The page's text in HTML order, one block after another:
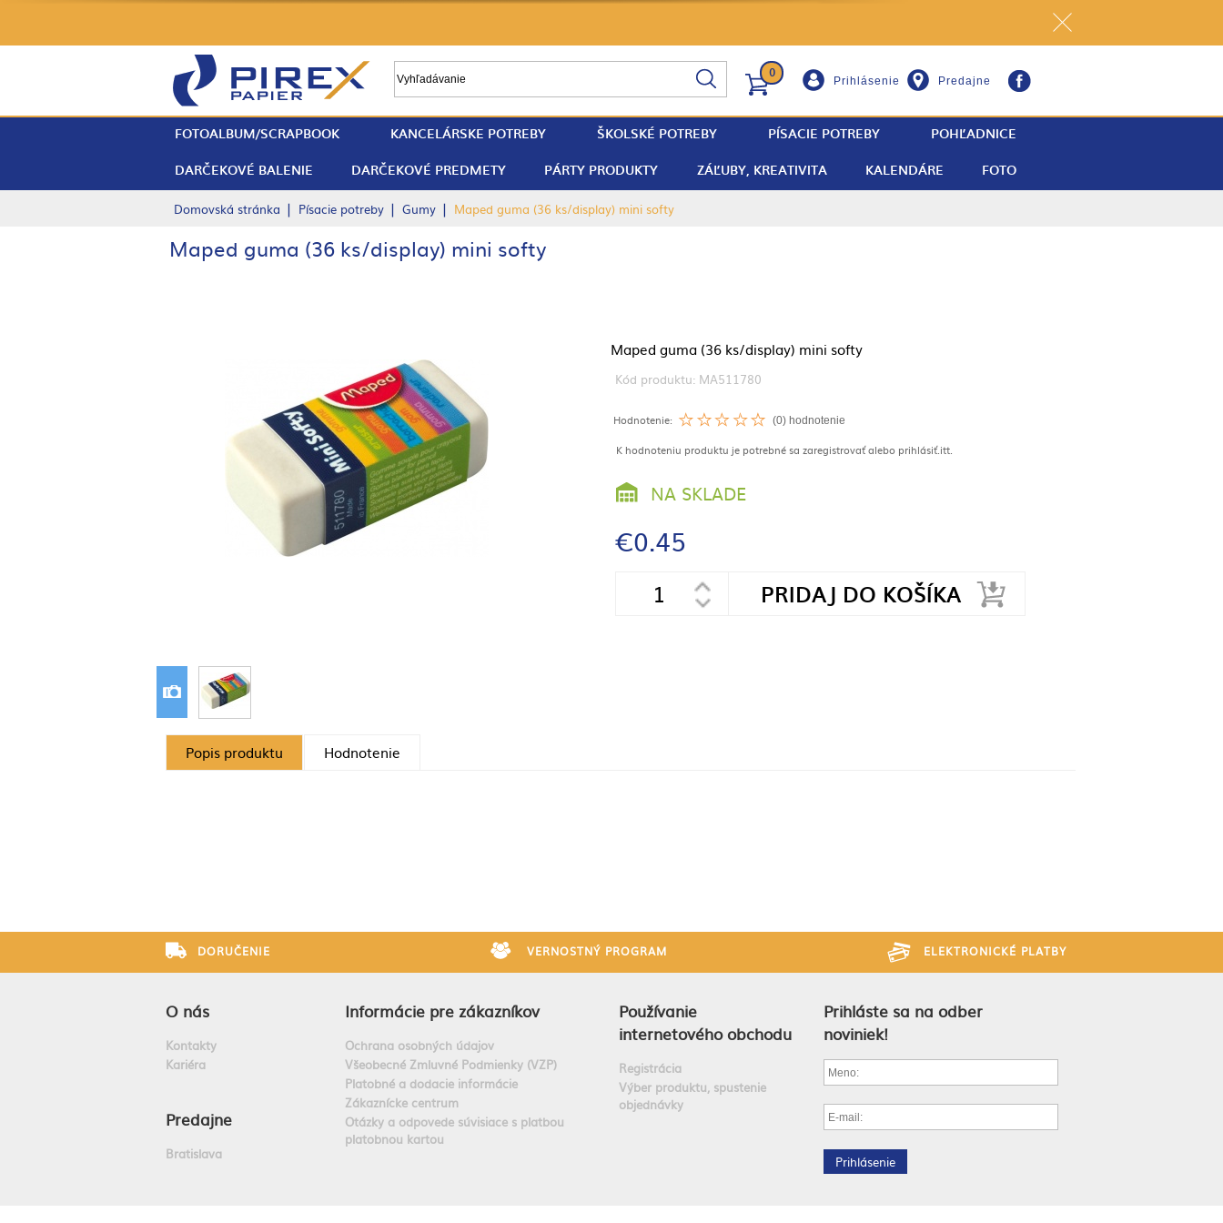
0
Prihlásenie Predajne
FOTOALBUM/SCRAPBOOK KANCELÁRSKE POTREBY ŠKOLSKÉ POTREBY PÍSACIE POTREBY
POHĽADNICE
DARČEKOVÉ BALENIE
DARČEKOVÉ PREDMETY PÁRTY PRODUKTY ZÁĽUBY, KREATIVITA KALENDÁRE FOTO
Domovská stránka | Písacie potreby | Gumy | Maped guma (36 ks/display) mini softy
Maped guma (36 ks/display) mini softy
Maped guma (36 ks/display) mini softy
Kód produktu: MA511780
Hodnotenie: (0) hodnotenie
K hodnoteniu produktu je potrebné sa zaregistrovať alebo prihlásiť.itt.
NA SKLADE
€0.45
PRIDAJ DO KOŠÍKA
Popis produktu Hodnotenie
DORUČENIE VERNOSTNÝ PROGRAM ELEKTRONICKÉ PLATBY
O nás
Kontakty
Kariéra
Predajne
Bratislava
Informácie pre zákazníkov
Ochrana osobných údajov
Všeobecné Zmluvné Podmienky (VZP)
Platobné a dodacie informácie
Zákaznícke centrum
Otázky a odpovede súvisiace s platbou
platobnou kartou
Používanie
internetového obchodu
Registrácia
Výber produktu, spustenie
objednávky
Prihláste sa na odber
noviniek!